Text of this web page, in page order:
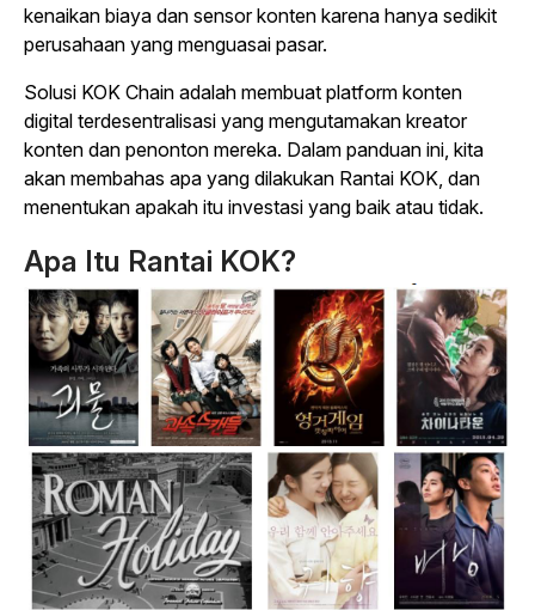
kenaikan biaya dan sensor konten karena hanya sedikit
perusahaan yang menguasai pasar.
Solusi KOK Chain adalah membuat platform konten
digital terdesentralisasi yang mengutamakan kreator
konten dan penonton mereka. Dalam panduan ini, kita
akan membahas apa yang dilakukan Rantai KOK, dan
menentukan apakah itu investasi yang baik atau tidak.
Apa Itu Rantai KOK?